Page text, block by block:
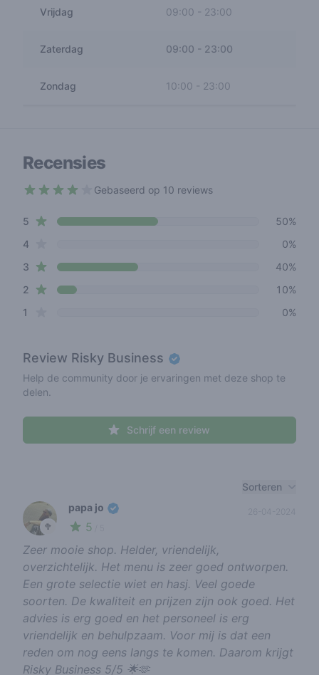
Vrijdag 09:00 - 23:00
Zaterdag 09:00 - 23:00
Zondag 10:00 - 23:00
Recensies
Gebaseerd op 10 reviews
Review data
5 star reviews
50%
4star reviews
0%
3 star reviews
40%
2 star reviews
10%
1
0%
Review Risky Business
Help de community door je ervaringen met deze shop te
delen.
Schrijf een review
Sorteren
🥦
papa jo
5
Zeer mooie shop. Helder, vriendelijk,
overzichtelijk. Het menu is zeer goed ontworpen.
Een grote selectie wiet en hasj. Veel goede
soorten. De kwaliteit en prijzen zijn ook goed. Het
advies is erg goed en het personeel is erg
vriendelijk en behulpzaam. Voor mij is dat een
reden om nog eens langs te komen. Daarom krijgt
Risky Business 5/5 🌟🫶